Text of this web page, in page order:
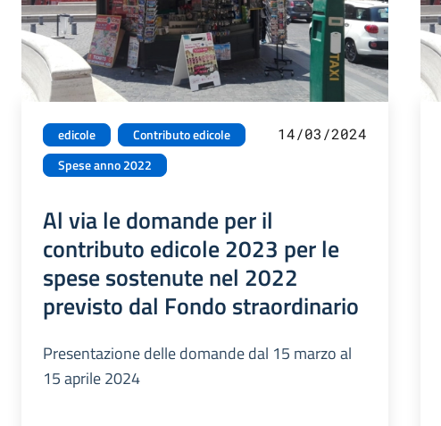
edicole
Contributo edicole
Spese anno 2022
14/03/2024
Al via le domande per il
contributo edicole 2023 per le
spese sostenute nel 2022
previsto dal Fondo straordinario
Presentazione delle domande dal 15 marzo al
15 aprile 2024